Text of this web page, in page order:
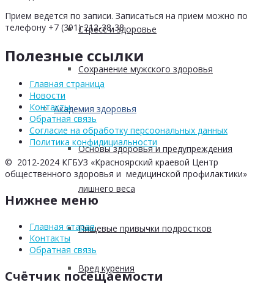
Стресс и здоровье
Сохранение мужского здоровья
Академия здоровья
Основы здоровья и предупреждения
лишнего веса
Пищевые привычки подростков
Вред курения
Прием ведется по записи. Записаться на прием можно по
телефону +7 (391) 212-38-38
Полезные ссылки
Главная страница
Новости
Контакты
Обратная связь
Согласие на обработку персоональных данных
Политика конфидициальности
© 2012-2024 КГБУЗ «Красноярский краевой Центр
общественного здоровья и медицинской профилактики»
Нижнее меню
Главная старая
Контакты
Обратная связь
Счётчик посещаемости